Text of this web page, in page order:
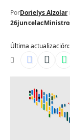
Última
PorDorielys Alzolar
26juncelac